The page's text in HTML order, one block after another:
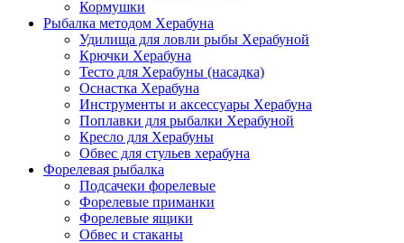
Кормушки
Рыбалка методом Херабуна
Удилища для ловли рыбы Херабуной
Крючки Херабуна
Тесто для Херабуны (насадка)
Оснастка Херабуна
Инструменты и аксессуары Херабуна
Поплавки для рыбалки Херабуной
Кресло для Херабуны
Обвес для стульев херабуна
Форелевая рыбалка
Подсачеки форелевые
Форелевые приманки
Форелевые ящики
Обвес и стаканы